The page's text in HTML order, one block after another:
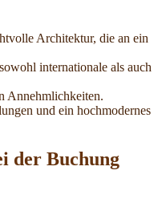
Architektur, die an ein
internationale als auch
Annehmlichkeiten.
und ein hochmodernes
der Buchung